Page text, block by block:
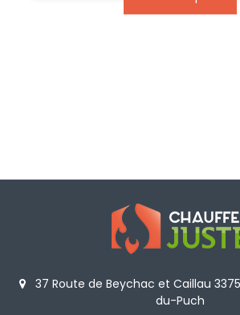
37 Route de Beychac et Caillau
du-Puch